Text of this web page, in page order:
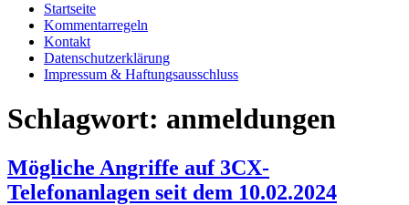
Startseite
Kommentarregeln
Kontakt
Datenschutzerklärung
Impressum & Haftungsausschluss
Schlagwort: anmeldungen
Mögliche Angriffe auf 3CX-
Telefonanlagen seit dem 10.02.2024